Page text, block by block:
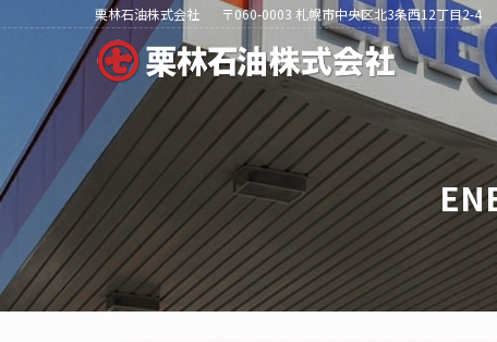
栗林石油株式会社 〒060-0003 札幌市中央区北3条西12丁目2-4